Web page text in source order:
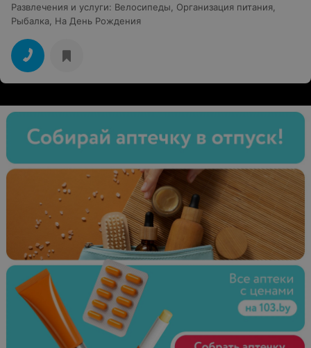
Развлечения и услуги: Велосипеды Организация питания
Рыбалка На День Рождения